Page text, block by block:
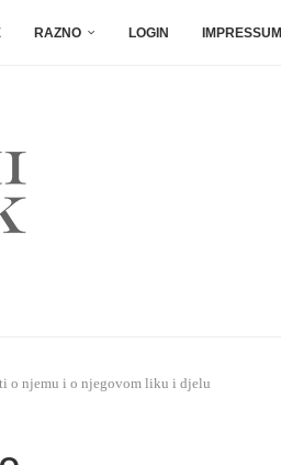
RAZNO LOGIN IMPRESSUM
o njemu i o njegovom liku i djelu